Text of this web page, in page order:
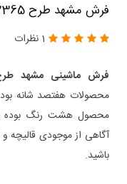
فرش مشهد طرح 872365 سورمه ای
1 نظرات
فرش ماشینی مشهد طرح کد 872365
آگاهی از موجودی قالیچه
باشید.